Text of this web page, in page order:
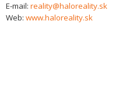
E-mail: reality@haloreality.sk
Web: www.haloreality.sk